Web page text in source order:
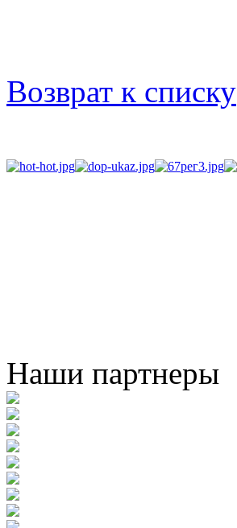
Возврат к списку
Наши партнеры